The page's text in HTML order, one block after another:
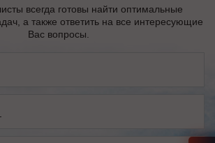
всегда готовы найти оптимальные
а также ответить на все интересующие
Вас вопросы.